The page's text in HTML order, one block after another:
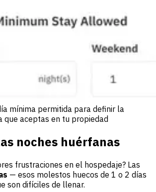
mínima permitida para definir la
que aceptas en tu propiedad
noches huérfanas
frustraciones en el hospedaje? Las
— esos molestos huecos de 1 o 2 días
son difíciles de llenar.